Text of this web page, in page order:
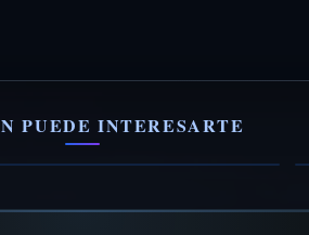
PUEDE INTERESARTE
Santana Tribute Band